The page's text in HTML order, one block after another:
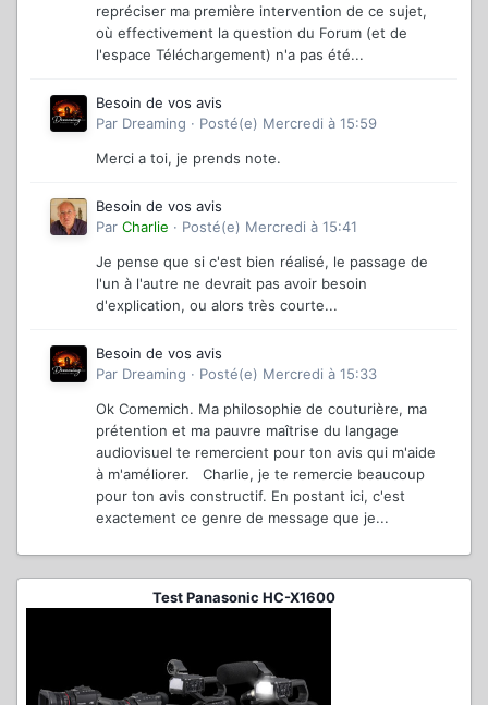
repréciser ma première intervention de ce sujet,
où effectivement la question du Forum (et de
l'espace Téléchargement) n'a pas été...
Besoin de vos avis
Par Dreaming · Posté(e) Mercredi à 15:59
Merci a toi, je prends note.
Besoin de vos avis
Par Charlie · Posté(e) Mercredi à 15:41
Je pense que si c'est bien réalisé, le passage de
l'un à l'autre ne devrait pas avoir besoin
d'explication, ou alors très courte...
Besoin de vos avis
Par Dreaming · Posté(e) Mercredi à 15:33
Ok Comemich. Ma philosophie de couturière, ma
prétention et ma pauvre maîtrise du langage
audiovisuel te remercient pour ton avis qui m'aide
à m'améliorer. Charlie, je te remercie beaucoup
pour ton avis constructif. En postant ici, c'est
exactement ce genre de message que je...
Test Panasonic HC-X1600